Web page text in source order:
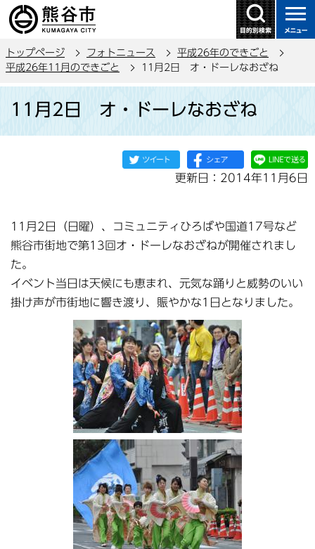
の
ー
トップページ フォトニュース
平成26年のできごと
平成26年11月のできごと
11月2日 オ・ドーレなおざね
11月2日 オ・ドーレなおざね
更新日：2014年11月6日
11月2日（日曜）、コミュニティひろばや国道17号など
熊谷市街地で第13回オ・ドーレなおざねが開催されまし
た。
イベント当日は天候にも恵まれ、元気な踊りと威勢のいい
掛け声が市街地に響き渡り、賑やかな1日となりました。